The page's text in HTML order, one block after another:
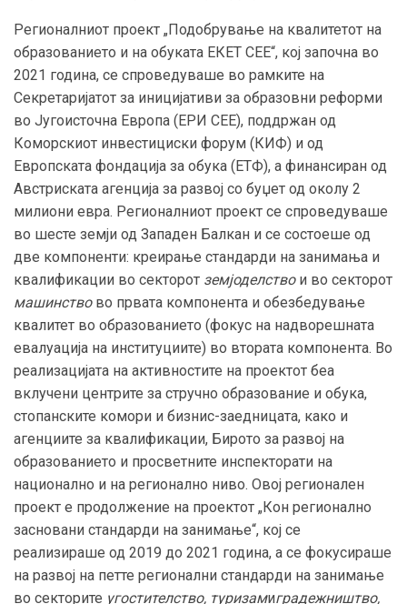
Регионалниот проект „Подобрување на квалитетот на
образованието и на обуката ЕКЕТ СЕЕ“, кој започна во
2021 година, се спроведуваше во рамките на
Секретаријатот за иницијативи за образовни реформи
во Југоисточна Европа (ЕРИ СЕЕ), поддржан од
Коморскиот инвестициски форум (КИФ) и од
Европската фондација за обука (ЕТФ), а финансиран од
Австриската агенција за развој со буџет од околу 2
милиони евра. Регионалниот проект се спроведуваше
во шесте земји од Западен Балкан и се состоеше од
две компоненти: креирање стандарди на занимања и
квалификации во секторот земјоделствои во секторот
машинствово првата компонента и обезбедување
квалитет во образованието (фокус на надворешната
евалуација на институциите) во втората компонента. Во
реализацијата на активностите на проектот беа
вклучени центрите за стручно образование и обука,
стопанските комори и бизнис-заедницата, како и
агенциите за квалификации, Бирото за развој на
образованието и просветните инспекторати на
национално и на регионално ниво. Овој регионален
проект е продолжение на проектот „Кон регионално
засновани стандарди на занимање“, кој се
реализираше од 2019 до 2021 година, а се фокусираше
на развој на петте регионални стандарди на занимање
во секторите угостителство, туризамиградежништво,